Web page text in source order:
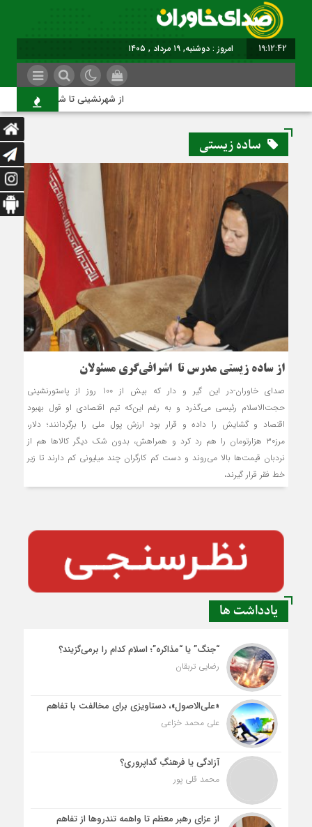
19:12:42 امروز : دوشنبه, ۱۹ مرداد , ۱۴۰۵
از شهرنشینی تا شهروندی
ساده زیستی
از ساده زیستی مدرس تا اشرافی‌گری مسئولان
صدای خاوران-در این گیر و دار که بیش از 100 روز از پاستورنشینی
حجت‌الاسلام رئیسی می‌گذرد و به رغم این‌که تیم اقتصادی او قول بهبود
اقتصاد و گشایش را داده و قرار بود ارزش پول ملی را برگردانند؛ دلار،
مرز۳۰ هزارتومان را هم رد کرد و همراهش، بدون شک دیگر کالا‌ها هم از
نردبان قیمت‌ها بالا می‌روند و دست کم کارگران چند میلیونی کم دارند تا زیر
خط فقر قرار گیرند،
یادداشت ها
“جنگ” یا “مذاکره”؛ اسلام کدام را برمی‌گزیند؟
رضایی تربقان
«علی‌الاصول»، دستاویزی برای مخالفت با تفاهم
علی محمد خزاعی
آزادگی یا فرهنگِ گداپروری؟
محمد قلی پور
از عزای رهبر معظم تا واهمه تندروها از تفاهم